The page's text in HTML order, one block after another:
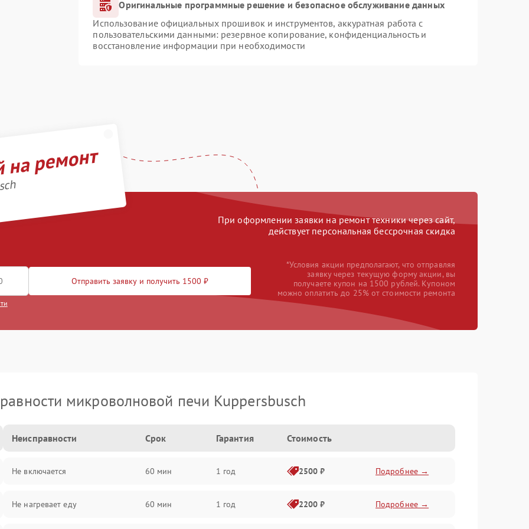
Оригинальные программные решение и безопасное обслуживание данных
Использование официальных прошивок и инструментов, аккуратная работа с
пользовательскими данными: резервное копирование, конфиденциальность и
восстановление информации при необходимости
ремонт
При оформлении заявки на ремонт техники через сайт,
действует персональная бессрочная скидка
Отправить заявку и получить 1500 ₽
*Условия акции предполагают, что отправляя
заявку через текущую форму акции, вы
получаете купон на 1500 рублей. Купоном
можно оплатить до 25% от стоимости ремонта
микроволновой печи Kuppersbusch
Неисправности Срок Гарантия Стоимость
Не включается 60 мин 1 год 2500 ₽ Подробнее →
Не нагревает еду 60 мин 1 год 2200 ₽ Подробнее →